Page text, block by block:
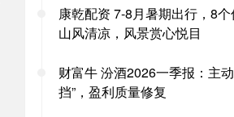
康乾配资 7-8月暑期出行，8个
山风清凉，风景赏心悦目
财富牛 汾酒2026一季报：主
挡”，盈利质量修复